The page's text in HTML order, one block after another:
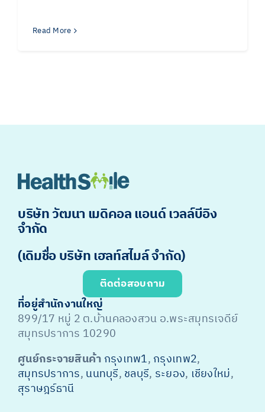
Read More
บริษัท วัฒนา เมดิคอล แอนด์ เวลล์บีอิง
จำกัด
(เดิมชื่อ บริษัท เฮลท์สไมล์ จำกัด)
ติดต่อสอบถาม
ที่อยู่สำนักงานใหญ่
899/17 หมู่ 2 ต.บ้านคลองสวน อ.พระสมุทรเจดีย์
สมุทรปราการ 10290
ศูนย์กระจายสินค้า กรุงเทพ1, กรุงเทพ2,
สมุทรปราการ, นนทบุรี, ชลบุรี, ระยอง, เชียงใหม่,
สุราษฎร์ธานี